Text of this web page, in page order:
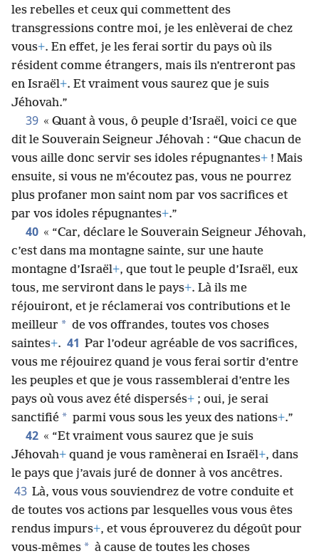
les rebelles et ceux qui commettent des
transgressions contre moi, je les enlèverai de chez
vous+. En effet, je les ferai sortir du pays où ils
résident comme étrangers, mais ils n’entreront pas
en Israël+. Et vraiment vous saurez que je suis
Jéhovah.”
39 « Quant à vous, ô peuple d’Israël, voici ce que
dit le Souverain Seigneur Jéhovah : “Que chacun de
vous aille donc servir ses idoles répugnantes+ ! Mais
ensuite, si vous ne m’écoutez pas, vous ne pourrez
plus profaner mon saint nom par vos sacrifices et
par vos idoles répugnantes+.”
40 « “Car, déclare le Souverain Seigneur Jéhovah,
c’est dans ma montagne sainte, sur une haute
montagne d’Israël+, que tout le peuple d’Israël, eux
tous, me serviront dans le pays+. Là ils me
réjouiront, et je réclamerai vos contributions et le
meilleur * de vos offrandes, toutes vos choses
saintes+. 41 Par l’odeur agréable de vos sacrifices,
vous me réjouirez quand je vous ferai sortir d’entre
les peuples et que je vous rassemblerai d’entre les
pays où vous avez été dispersés+ ; oui, je serai
sanctifié * parmi vous sous les yeux des nations+.”
42 « “Et vraiment vous saurez que je suis
Jéhovah+ quand je vous ramènerai en Israël+, dans
le pays que j’avais juré de donner à vos ancêtres.
43 Là, vous vous souviendrez de votre conduite et
de toutes vos actions par lesquelles vous vous êtes
rendus impurs+, et vous éprouverez du dégoût pour
vous-mêmes * à cause de toutes les choses